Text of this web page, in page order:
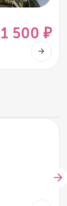
1 500 ₽